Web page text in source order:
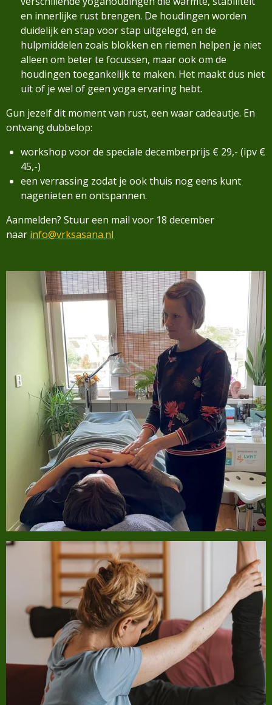
en innerlijke rust brengen. De houdingen worden
duidelijk en stap voor stap uitgelegd, en de
hulpmiddelen zoals blokken en riemen helpen je niet
alleen om beter te focussen, maar ook om de
houdingen toegankelijk te maken. Het maakt dus niet
uit of je wel of geen yoga ervaring hebt.
Gun jezelf dit moment van rust, een waar cadeautje. En
ontvang dubbelop:
workshop voor de speciale decemberprijs € 29,- (ipv €
45,-)
een verrassing zodat je ook thuis nog eens kunt
nagenieten en ontspannen.
Aanmelden? Stuur een mail voor 18 december
naar info@vrksasana.nl